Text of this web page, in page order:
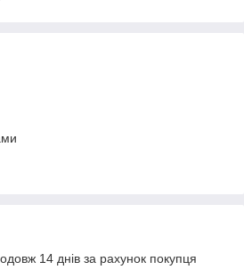
14 днів за рахунок покупця